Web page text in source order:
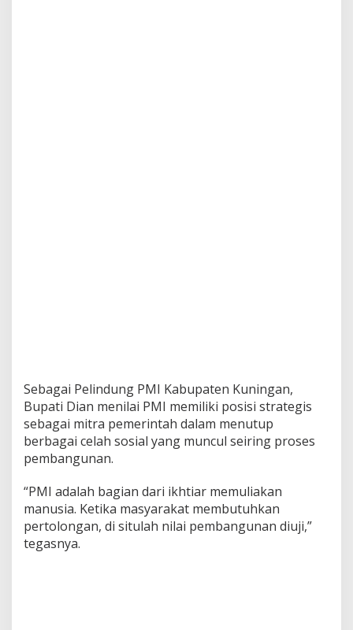
Sebagai Pelindung PMI Kabupaten Kuningan,
Bupati Dian menilai PMI memiliki posisi strategis
sebagai mitra pemerintah dalam menutup
berbagai celah sosial yang muncul seiring proses
pembangunan.
“PMI adalah bagian dari ikhtiar memuliakan
manusia. Ketika masyarakat membutuhkan
pertolongan, di situlah nilai pembangunan diuji,”
tegasnya.